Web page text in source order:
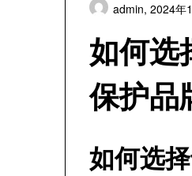
如何选
保护品
admin, 2024年
如何选